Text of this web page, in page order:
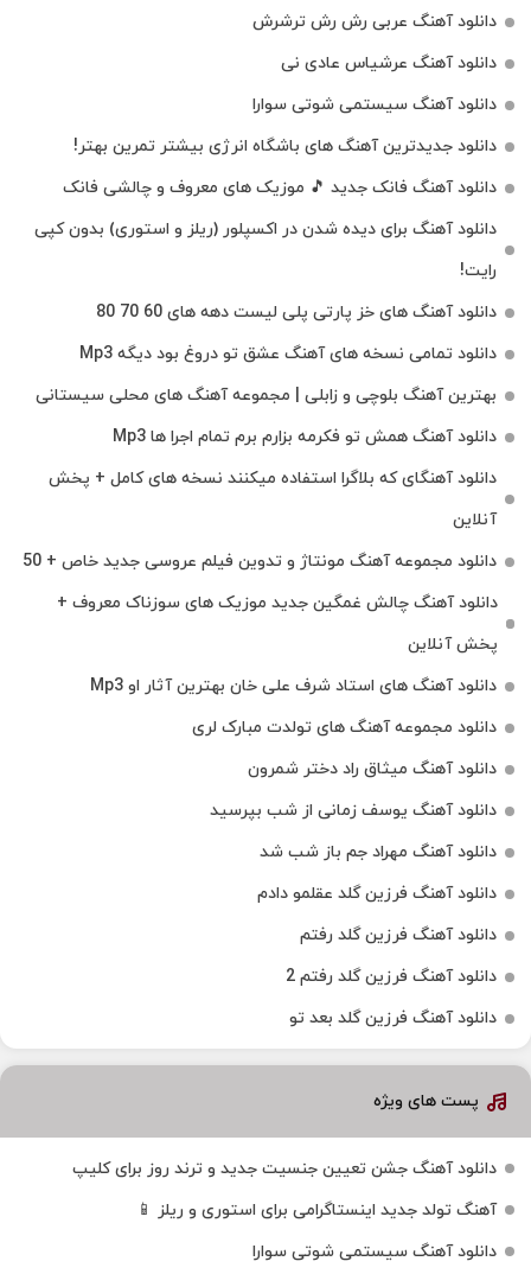
دانلود آهنگ عربی رش رش ترشرش
دانلود آهنگ عرشیاس عادی نی
دانلود آهنگ سیستمی شوتی سوارا
دانلود جدیدترین آهنگ‌ های باشگاه انرژی بیشتر تمرین بهتر!
دانلود آهنگ فانک جدید 🎵 موزیک‌ های معروف و چالشی فانک
دانلود آهنگ برای دیده شدن در اکسپلور (ریلز و استوری) بدون کپی
رایت!
دانلود آهنگ های خز پارتی پلی لیست دهه های 60 70 80
دانلود تمامی نسخه های آهنگ عشق تو دروغ بود دیگه Mp3
بهترین آهنگ بلوچی و زابلی | مجموعه آهنگ‌ های محلی سیستانی
دانلود آهنگ همش تو فکرمه بزارم برم تمام اجرا ها Mp3
دانلود آهنگای که بلاگرا استفاده میکنند نسخه های کامل + پخش
آنلاین
دانلود مجموعه آهنگ مونتاژ و تدوین فیلم عروسی جدید خاص + 50
دانلود آهنگ چالش غمگین جدید موزیک های سوزناک معروف +
پخش آنلاین
دانلود آهنگ های استاد شرف علی خان بهترین آثار او Mp3
دانلود مجموعه آهنگ های تولدت مبارک لری
دانلود آهنگ میثاق راد دختر شمرون
دانلود آهنگ یوسف زمانی از شب بپرسید
دانلود آهنگ مهراد جم باز شب شد
دانلود آهنگ فرزین گلد عقلمو دادم
دانلود آهنگ فرزین گلد رفتم
دانلود آهنگ فرزین گلد رفتم 2
دانلود آهنگ فرزین گلد بعد تو
پست های ویژه
دانلود آهنگ جشن تعیین جنسیت جدید و ترند روز برای کلیپ
آهنگ تولد جدید اینستاگرامی برای استوری و ریلز 📱
دانلود آهنگ سیستمی شوتی سوارا